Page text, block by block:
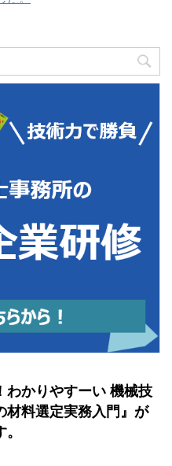
わかりやすーい 機械技
材料選定実務入門』が